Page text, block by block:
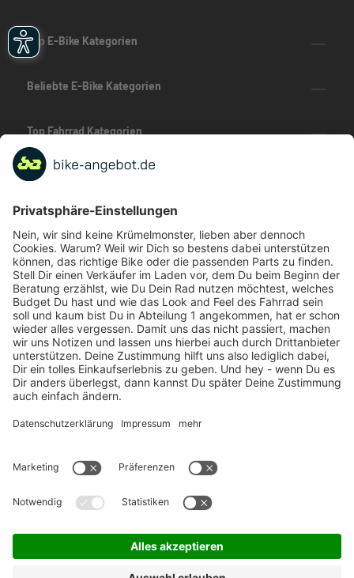
Top E-Bike Kategorien
Beliebte E-Bike Kategorien
Top Fahrrad Kategorien
Beliebte Fahrrad-Kategorien
Marken-Highlights
TOP-Marken
ZAHLUNGSARTEN / RATENKAUF
FÜR ARBEITGEBER & ARBEITNEHMER